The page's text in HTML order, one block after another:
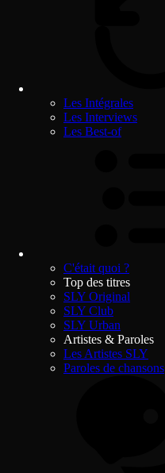
Les Intégrales
Les Interviews
Les Best-of
C'était quoi ?
Top des titres
SLY Original
SLY Club
SLY Urban
Artistes & Paroles
Les Artistes SLY
Paroles de chansons